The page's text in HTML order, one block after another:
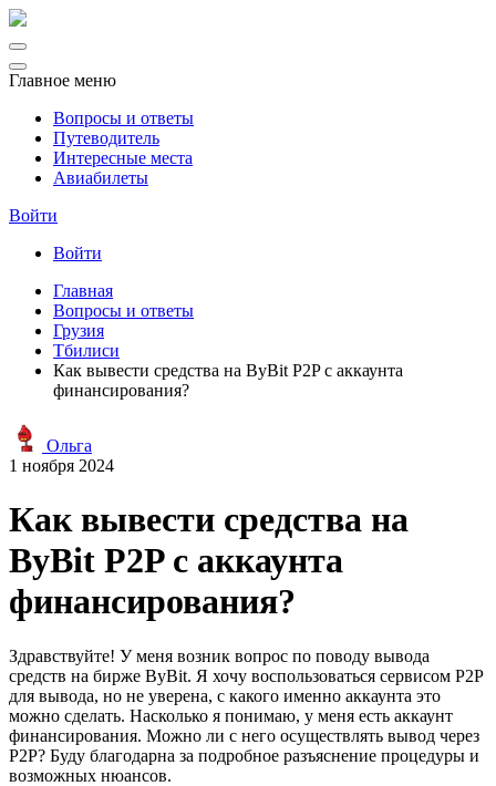
Главное меню
Вопросы и ответы
Путеводитель
Интересные места
Авиабилеты
Войти
Войти
Главная
Вопросы и ответы
Грузия
Тбилиси
Как вывести средства на ByBit P2P с аккаунта
финансирования?
Ольга
1 ноября 2024
Как вывести средства на
ByBit P2P с аккаунта
финансирования?
Здравствуйте! У меня возник вопрос по поводу вывода
средств на бирже ByBit. Я хочу воспользоваться сервисом P2P
для вывода, но не уверена, с какого именно аккаунта это
можно сделать. Насколько я понимаю, у меня есть аккаунт
финансирования. Можно ли с него осуществлять вывод через
P2P? Буду благодарна за подробное разъяснение процедуры и
возможных нюансов.